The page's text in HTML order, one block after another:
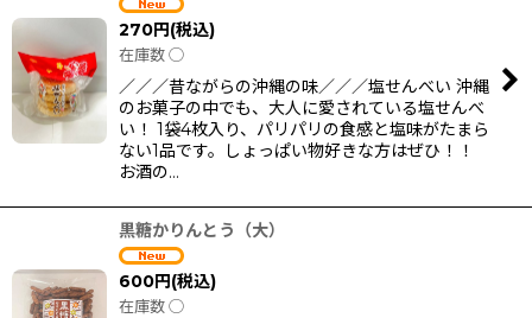
270円(税込)
在庫数 ◯
／／／昔ながらの沖縄の味／／／塩せんべい 沖縄
のお菓子の中でも、大人に愛されている塩せんべ
い！ 1袋4枚入り、パリパリの食感と塩味がたまら
ない1品です。しょっぱい物好きな方はぜひ！！
お酒の…
黒糖かりんとう（大）
600円(税込)
在庫数 ◯